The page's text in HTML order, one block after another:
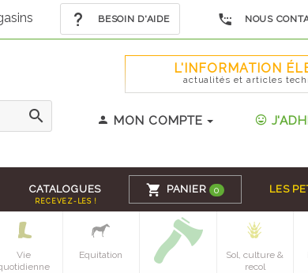
BESOIN D'AIDE
NOUS
L'INFORMATION
actualités et articles
MON COMPTE
CATALOGUES
RECEVEZ-LES !
PANIER 0 LES
Vie
Equitation
Sol, culture &
recol